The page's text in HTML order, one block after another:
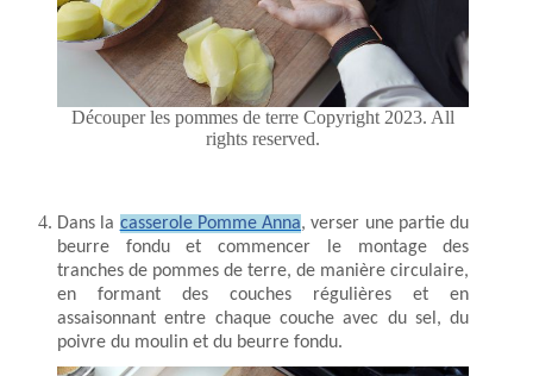
Découper les pommes de terre Copyright 2023. All
rights reserved.
Dans la casserole Pomme Anna, verser une partie du
beurre fondu et commencer le montage des
tranches de pommes de terre, de manière circulaire,
en formant des couches régulières et en
assaisonnant entre chaque couche avec du sel, du
poivre du moulin et du beurre fondu.